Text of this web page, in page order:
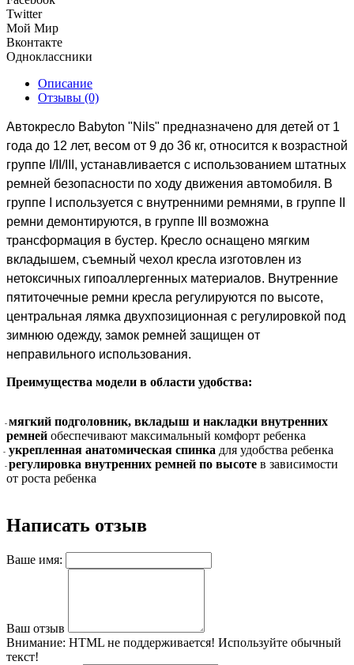
Twitter
Мой Мир
Вконтакте
Одноклассники
Описание
Отзывы (0)
Автокресло Babyton "Nils" предназначено для детей от 1
года до 12 лет, весом от 9 до 36 кг, относится к возрастной
группе I/II/III, устанавливается с использованием штатных
ремней безопасности по ходу движения автомобиля. В
группе I используется с внутренними ремнями, в группе II
ремни демонтируются, в группе III возможна
трансформация в бустер. Кресло оснащено мягким
вкладышем, съемный чехол кресла изготовлен из
нетоксичных гипоаллергенных материалов. Внутренние
пятиточечные ремни кресла регулируются по высоте,
центральная лямка двухпозиционная с регулировкой под
зимнюю одежду, замок ремней защищен от
неправильного использования.
Преимущества модели в области удобства:
мягкий подголовник, вкладыш и накладки внутренних
ремней обеспечивают максимальный комфорт ребенка
укрепленная анатомическая спинка для удобства ребенка
регулировка внутренних ремней по высоте в зависимости
от роста ребенка
Написать отзыв
Ваше имя:
Ваш отзыв
Внимание: HTML не поддерживается! Используйте обычный
текст!